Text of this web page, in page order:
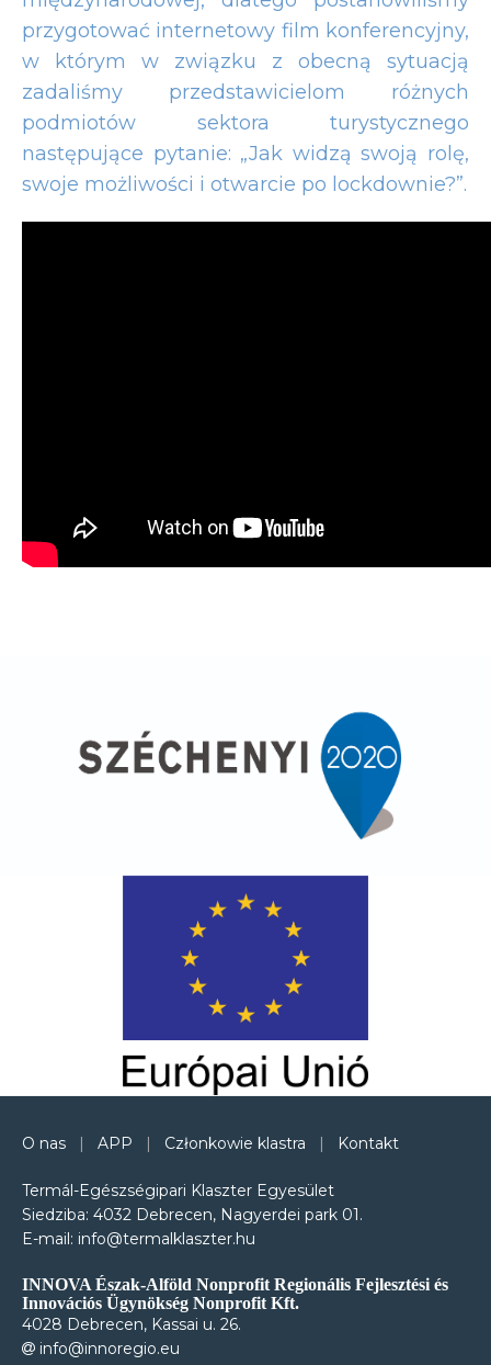
przygotować internetowy film konferencyjny,
w którym w związku z obecną sytuacją
zadaliśmy przedstawicielom różnych
podmiotów sektora turystycznego
następujące pytanie: „Jak widzą swoją rolę,
swoje możliwości i otwarcie po lockdownie?”.
O nas APP Członkowie klastra Kontakt
Termál-Egészségipari Klaszter Egyesület
Siedziba: 4032 Debrecen, Nagyerdei park 01.
E-mail: info@termalklaszter.hu
INNOVA Észak-Alföld Nonprofit Regionális Fejlesztési és
Innovációs Ügynökség Nonprofit Kft.
4028 Debrecen, Kassai u. 26.
info@innoregio.eu